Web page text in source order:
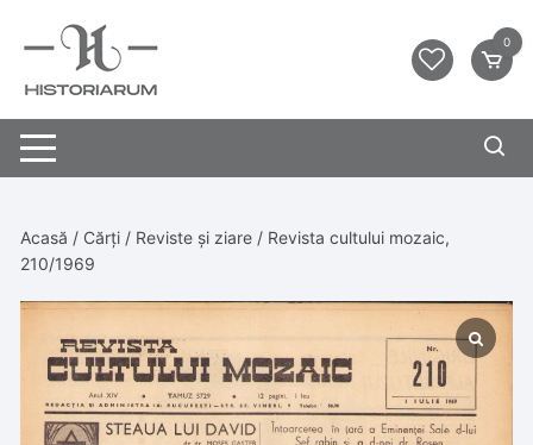
0
Acasă / Cărți / Reviste și ziare / Revista cultului mozaic,
210/1969